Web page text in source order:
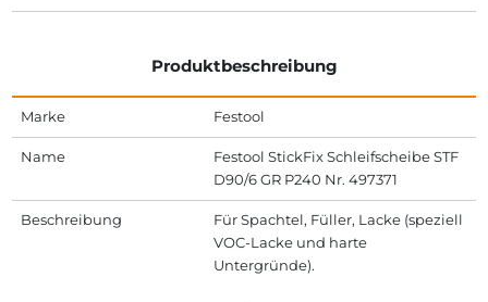
Produktbeschreibung
Marke Festool
Name
Festool StickFix Schleifscheibe STF
D90/6 GR P240 Nr. 497371
Beschreibung
Für Spachtel, Füller, Lacke (speziell
VOC-Lacke und harte
Untergründe).